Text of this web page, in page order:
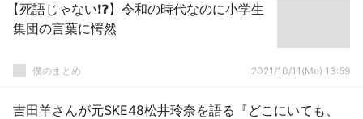
【死語じゃない❗❓】令和の時代なのに小学生
集団の言葉に愕然
僕のまとめ 2021/10/11(Mo) 13:59
吉田羊さんが元SKE48松井玲奈を語る『どこにいても、